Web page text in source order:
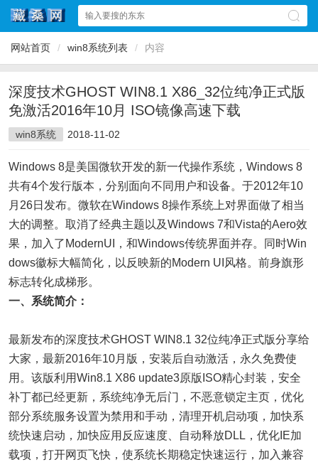
网站首页 / win8系统列表 / 内容
深度技术GHOST WIN8.1 X86_32位纯净正式版
免激活2016年10月 ISO镜像高速下载
win8系统 2018-11-02
Windows 8是美国微软开发的新一代操作系统，Windows 8
共有4个发行版本，分别面向不同用户和设备。于2012年10
月26日发布。微软在Windows 8操作系统上对界面做了相当
大的调整。取消了经典主题以及Windows 7和Vista的Aero效
果，加入了ModernUI，和Windows传统界面并存。同时Win
dows徽标大幅简化，以反映新的Modern UI风格。前身旗形
标志转化成梯形。
一、系统简介：
最新发布的深度技术GHOST WIN8.1 32位纯净正式版分享给
大家，最新2016年10月版，安装后自动激活，永久免费使
用。该版利用Win8.1 X86 update3原版ISO精心封装，安全
补丁都已经更新，系统纯净无后门，不恶意锁定主页，优化
部分系统服务设置为禁用和手动，清理开机启动项，加快系
统快速启动，加快应用反应速度、自动释放DLL，优化IE加
载项，打开网页飞快，使系统长期稳定快速运行，加入兼容